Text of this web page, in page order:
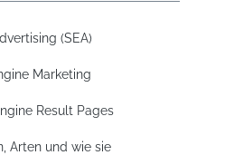
(SEA)
Marketing
Result Pages
Arten und wie sie